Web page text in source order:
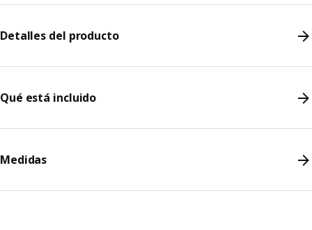
Detalles del producto
Qué está incluido
Medidas